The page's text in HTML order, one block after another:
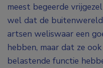
meest begeerde
wel dat de
artsen weliswaar een
hebben, maar dat ze
belastende functie